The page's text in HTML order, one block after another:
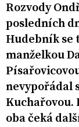
Rozvody
posledních
Hudebník se
manželkou
nevypořádal
Kuchařovou.
oba čeká